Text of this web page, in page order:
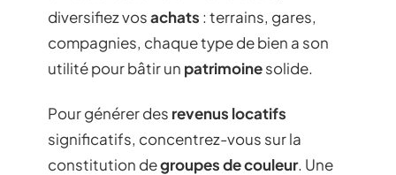
diversifiez vosachats : terrains, gares,
compagnies, chaque type de bien a son
utilité pour bâtir un patrimoinesolide.
Pour générer des revenus locatifs
significatifs, concentrez-vous sur la
constitution degroupes de couleur. Une